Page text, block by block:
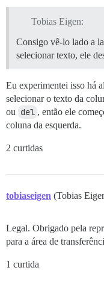
Tobias Eigen:
Consigo vê-lo lado a
selecionar texto, ele
Eu experimentei isso há
selecionar o texto da
ou del , então ele
coluna da esquerda.
2 curtidas
tobiaseigen (Tobias
Legal. Obrigado pela
para a área de
1 curtida